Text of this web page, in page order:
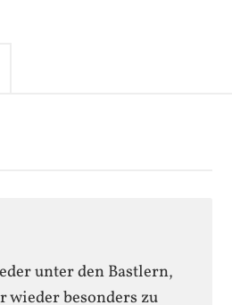
unter den Bastlern,
besonders zu